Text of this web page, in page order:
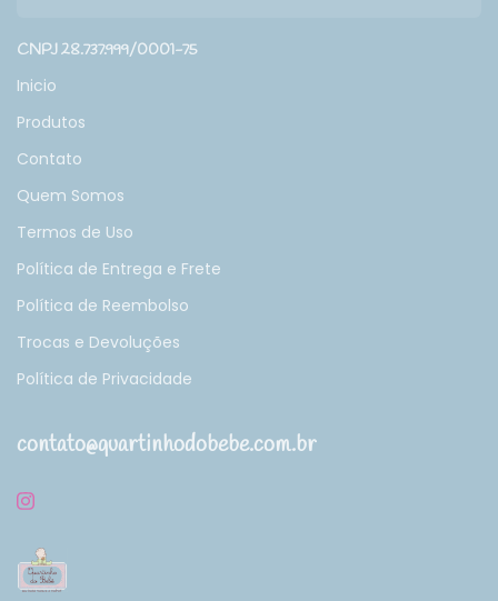
CNPJ 28.737.999/0001-75
Inicio
Produtos
Contato
Quem Somos
Termos de Uso
Política de Entrega e Frete
Política de Reembolso
Trocas e Devoluções
Política de Privacidade
contato@quartinhodobebe.com.br